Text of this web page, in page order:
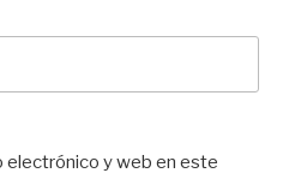
electrónico y web en este